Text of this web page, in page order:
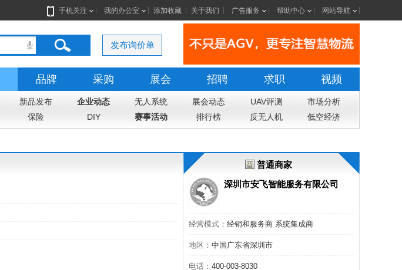
手机关注 我的办公室 添加收藏 关于我们 广告服务 帮助中心 网站导航
发布询价单
品牌 采购 展会 招聘 求职
视频
新品发布 企业动态 无人系统 展会动态 UAV评测
市场分析
保险 DIY 赛事活动 排行榜 反无人机 低空经济
普通商家
深圳市安飞智能服务有限公司
经营模式： 经销和服务商 系统集成商
地区： 中国广东省深圳市
电话： 400-003-8030